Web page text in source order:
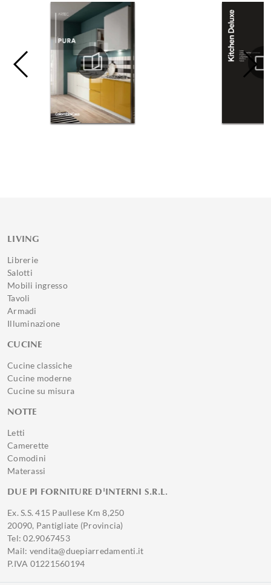
LIVING
Librerie
Salotti
Mobili ingresso
Tavoli
Armadi
Illuminazione
CUCINE
Cucine classiche
Cucine moderne
Cucine su misura
NOTTE
Letti
Camerette
Comodini
Materassi
DUE PI FORNITURE D'INTERNI S.R.L.
Ex. S.S. 415 Paullese Km 8,250
20090, Pantigliate (Provincia)
Tel: 02.9067453
Mail: vendita@duepiarredamenti.it
P.IVA 01221560194